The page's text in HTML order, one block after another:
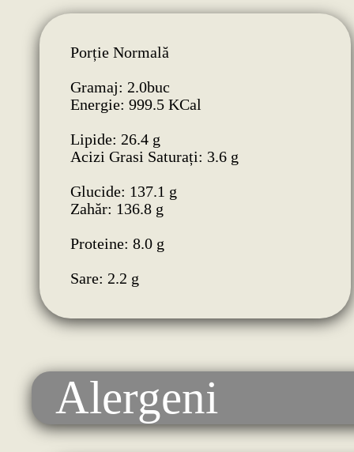
Porție Normală
Gramaj: 2.0buc
Energie: 999.5 KCal
Lipide: 26.4 g
Acizi Grasi Saturați: 3.6 g
Glucide: 137.1 g
Zahăr: 136.8 g
Proteine: 8.0 g
Sare: 2.2 g
Alergeni